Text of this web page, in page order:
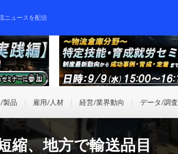
ニュースを配信
製品 雇用/人材 経営/業界動向 データ/調査
縮、地方で輸送品目